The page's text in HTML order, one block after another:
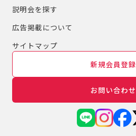
説明会を探す
広告掲載について
サイトマップ
新規会員登録
お問い合わせ